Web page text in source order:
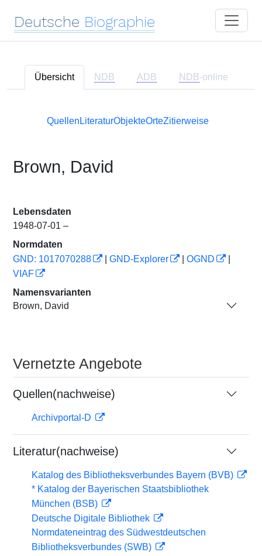
Deutsche Biographie
Übersicht NDB ADB NDB-online
Quellen LiteraturObjekteOrteZitierweise
Brown, David
Lebensdaten
1948-07-01 –
Normdaten
GND: 1017070288
GND-Explorer OGND
VIAF
Namensvarianten
Brown, David
Vernetzte Angebote
Quellen(nachweise)
Archivportal-D
Literatur(nachweise)
Katalog des Bibliotheksverbundes Bayern (BVB)
* Katalog der Bayerischen Staatsbibliothek
München (BSB)
Deutsche Digitale Bibliothek
Normdateneintrag des Südwestdeutschen
Bibliotheksverbundes (SWB)